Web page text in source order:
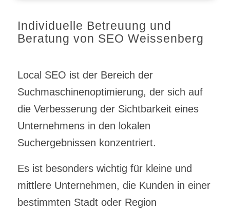
Individuelle Betreuung und
Beratung von SEO Weissenberg
Local SEO ist der Bereich der
Suchmaschinenoptimierung, der sich auf
die Verbesserung der Sichtbarkeit eines
Unternehmens in den lokalen
Suchergebnissen konzentriert.
Es ist besonders wichtig für kleine und
mittlere Unternehmen, die Kunden in einer
bestimmten Stadt oder Region